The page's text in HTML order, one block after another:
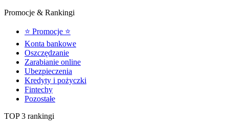
Promocje & Rankingi
⭐ Promocje ⭐
Konta bankowe
Oszczędzanie
Zarabianie online
Ubezpieczenia
Kredyty i pożyczki
Fintechy
Pozostałe
TOP 3 rankingi